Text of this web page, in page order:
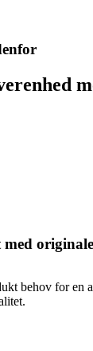
behov for en